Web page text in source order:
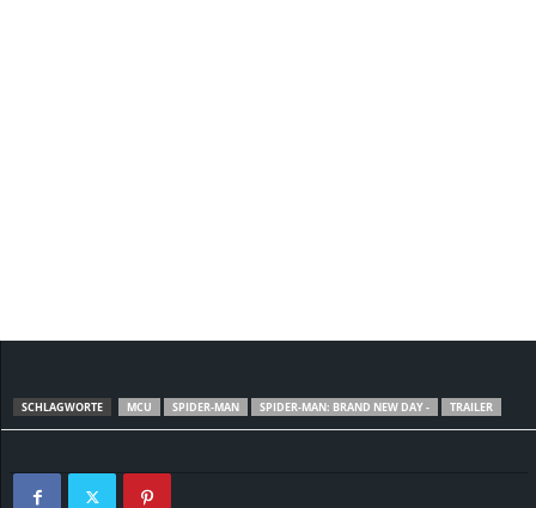
SCHLAGWORTE MCU SPIDER-MAN SPIDER-MAN: BRAND NEW DAY - TRAILER